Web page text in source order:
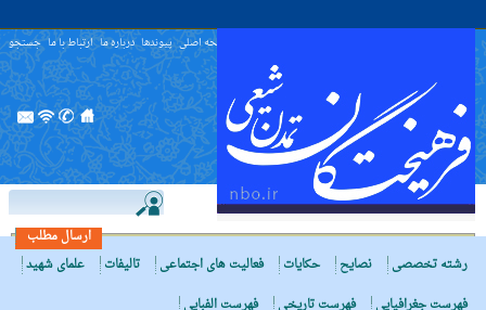
صفحه اصلی پیوندها درباره ما ارتباط با ما جستجو
ارسال مطلب
رشته تخصصی
نصایح حکایات فعالیت های اجتماعی تالیفات
علمای شهید
فهرست جغرافیایی
فهرست تاریخی فهرست الفبایی